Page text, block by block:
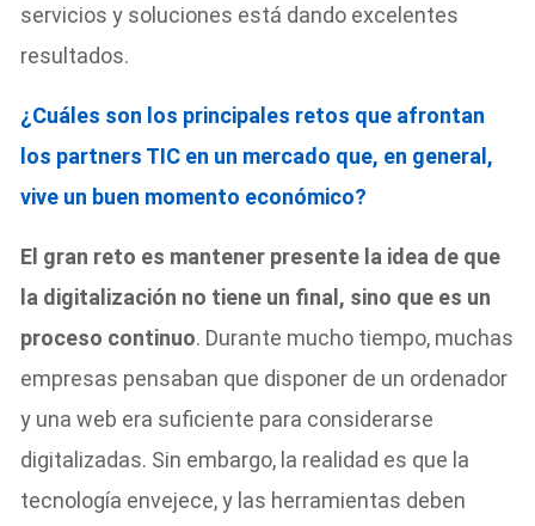
servicios y soluciones está dando excelentes
resultados.
¿Cuáles son los principales retos que afrontan
los partners TIC en un mercado que, en general,
vive un buen momento económico?
El gran reto es mantener presente la idea de que
la digitalización no tiene un final, sino que es un
proceso continuo. Durante mucho tiempo, muchas
empresas pensaban que disponer de un ordenador
y una web era suficiente para considerarse
digitalizadas. Sin embargo, la realidad es que la
tecnología envejece, y las herramientas deben